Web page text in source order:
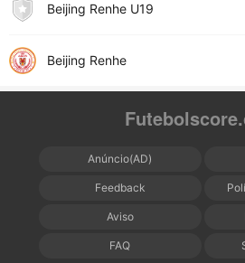
Beijing Renhe U19
Beijing Renhe
Anúncio(AD)
Feedback
Aviso
FAQ